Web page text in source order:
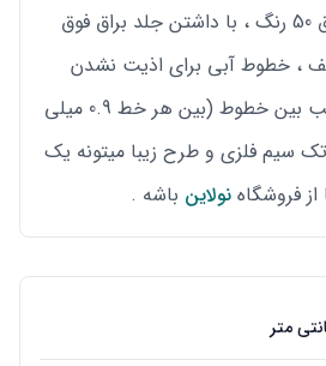
میباشد . این دفتر مشق 50 رنگ ، با داشتن جلد براق فوق
، خطوط آبی برای اذیت نشدن
چشم ها ، فاصله مناسب بین خطوط (بین هر خط 0.9 میلی
سیم فلزی و طرح زیبا میتونه یک
فروشگاه نولاین باشه .